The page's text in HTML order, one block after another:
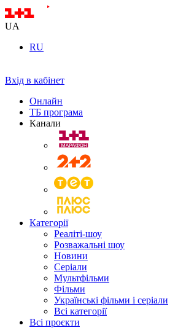
UA
RU
Вхід в кабінет
Онлайн
ТБ програма
Канали
Категорії
Реаліті-шоу
Розважальні шоу
Новини
Серіали
Мультфільми
Фільми
Українські фільми і серіали
Всі категорії
Всі проєкти